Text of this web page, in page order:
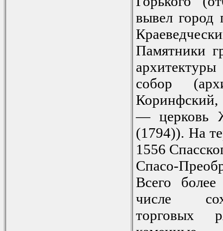
вывел город
Памятники
собор
— церковь
(1794)). На
1556
Спасо-
Всего
числе
торговых